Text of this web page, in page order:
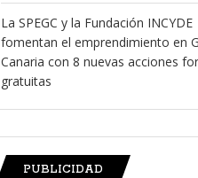
La SPEGC y la Fundación INCYDE
fomentan el emprendimiento en
Canaria con 8 nuevas acciones
gratuitas
PUBLICIDAD